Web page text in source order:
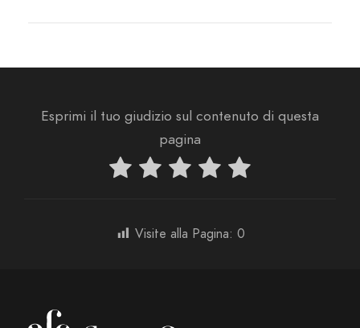
Esprimi il tuo giudizio sul contenuto di questa
pagina
Visite alla Pagina: 0